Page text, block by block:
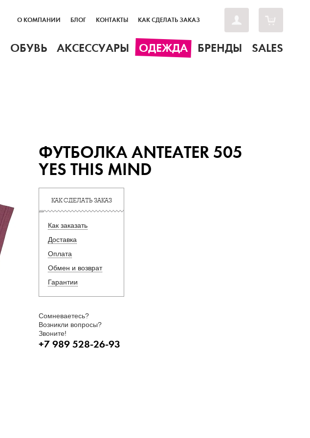
О КОМПАНИИ БЛОГ КОНТАКТЫ КАК СДЕЛАТЬ ЗАКАЗ
ОБУВЬ АКСЕССУАРЫ ОДЕЖДА БРЕНДЫ SALES
ФУТБОЛКА ANTEATER 505
YES THIS MIND
КАК СДЕЛАТЬ ЗАКАЗ
Как заказать
Доставка
Оплата
Обмен и возврат
Гарантии
Сомневаетесь?
Возникли вопросы?
Звоните!
+7 989 528-26-93